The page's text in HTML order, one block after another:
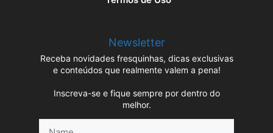
Newsletter
Receba novidades fresquinhas, dicas exclusivas
e conteúdos que realmente valem a pena!
Inscreva-se e fique sempre por dentro do
melhor.